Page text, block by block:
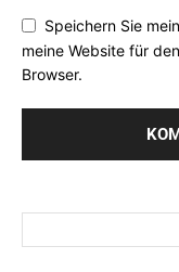
Speichern Sie
meine Website für
Browser.